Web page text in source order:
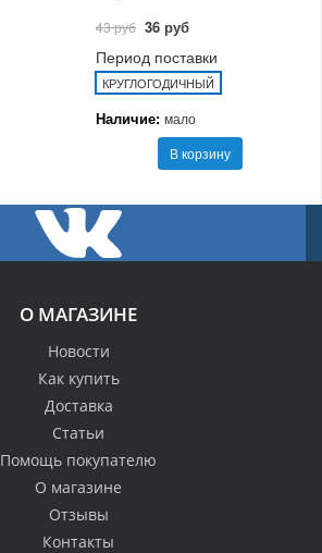
43 руб 36 руб
Период поставки
КРУГЛОГОДИЧНЫЙ
Наличие: мало
В корзину
О МАГАЗИНЕ
Новости
Как купить
Доставка
Статьи
Помощь покупателю
О магазине
Отзывы
Контакты